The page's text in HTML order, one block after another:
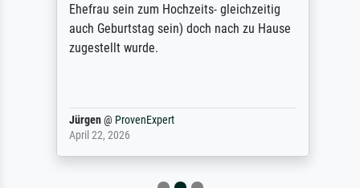
Ehefrau sein zum Hochzeits- gleichzeitig
auch Geburtstag sein) doch nach zu Hause
zugestellt wurde.
Jürgen@ ProvenExpert
April 22, 2026